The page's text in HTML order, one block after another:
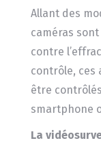
Allant des
caméras
contre
contrôle, ces
être
smartphone
La